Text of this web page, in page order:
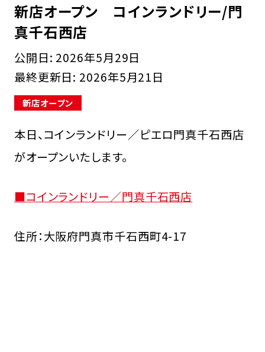
お知らせ
お役立コラム
よくあるご質問
新店オープン コインランドリー/門
真千石西店
公開日: 2026年5月29日
最終更新日: 2026年5月21日
新店オープン
本日、コインランドリー／ピエロ門真千石西店
がオープンいたします。
■コインランドリー／門真千石西店
住所：大阪府門真市千石西町4-17